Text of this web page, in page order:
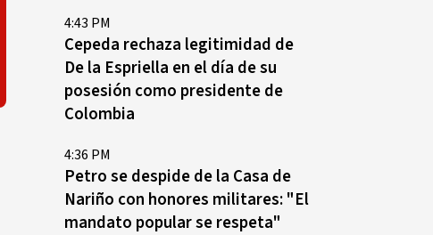
4:43 PM
Cepeda rechaza legitimidad de
De la Espriella en el día de su
posesión como presidente de
Colombia
4:36 PM
Petro se despide de la Casa de
Nariño con honores militares: "El
mandato popular se respeta"